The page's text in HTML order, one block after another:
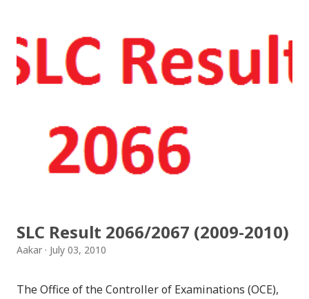
Download: Tihar Dhun (Deusi,Bhailo)/ तिहार धुन(देउसी
भैलो)- सुरसुधा नोट: यी अपलोड गरिएका गितसंगितहरु व्यावसायिक
प्रायोजनको लागि प्रयोग नगर्न आग्रह गर्दछौँ । इन्टरनेटमा भेटिएका
हौँ । तपाई यदि यी गित संगितको सर्जक हुनुहुन्छ र गित संगित यहाँबाट
हटाउनुपर्ने भए जानकारी गराउनुहोला । फेरी एकपटक शुभ दिपावलीको
हार्दिक मंगलमय शुभकामना व्यक्त गर्दछौँ ।
SLC Result 2066/2067 (2009-2010)
Aakar July 03, 2010
The Office of the Controller of Examinations (OCE),